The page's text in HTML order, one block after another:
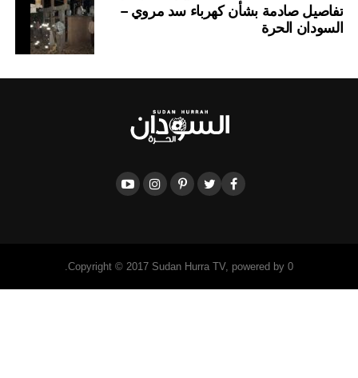
تفاصيل صادمة بشأن كهرباء سد مروي –
السودان الحرة
Copyright © 2017 Sudan Hurra TV, powered by 0.